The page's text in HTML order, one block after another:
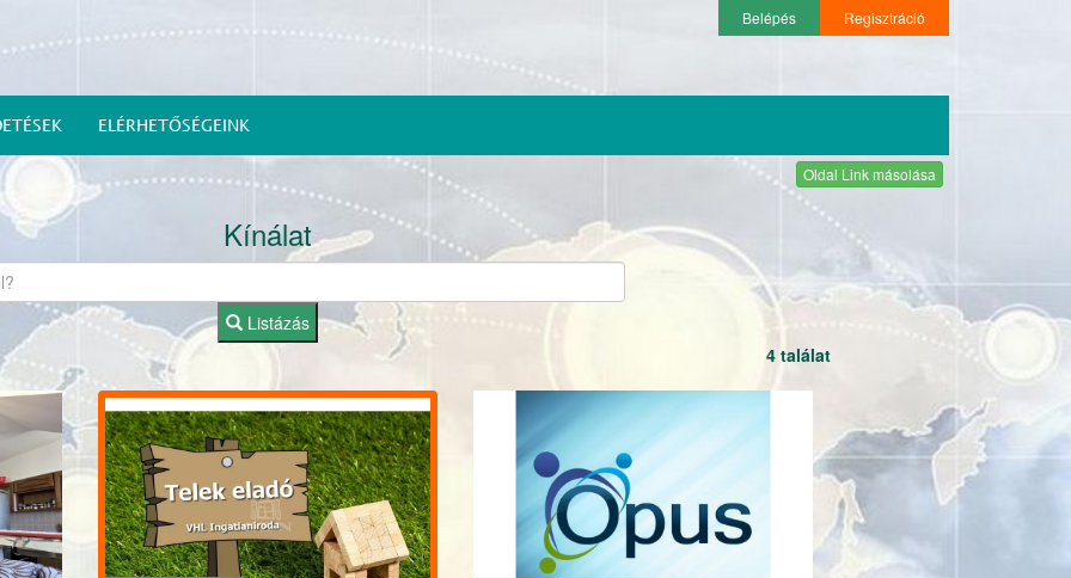
Belépés Regisztráció
ELÉRHETŐSÉGEINK
Oldal Link másolása
Kínálat
Listázás
4 találat